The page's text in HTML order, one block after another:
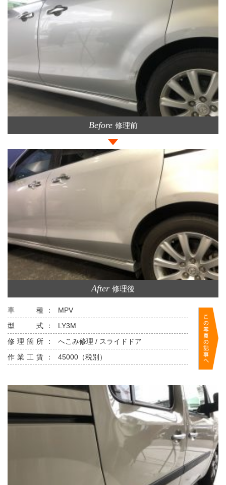
Before 修理前
After 修理後
車 種：
MPV
型 式：
LY3M
修理箇所：
へこみ修理 / スライドドア
作業工賃：
45000（税別）